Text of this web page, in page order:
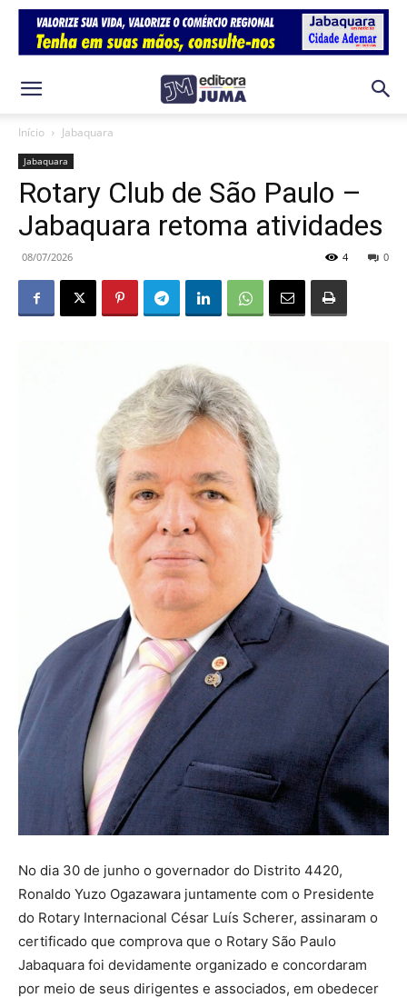
Início Jabaquara
Jabaquara
Rotary Club de São Paulo –
Jabaquara retoma atividades
08/07/2026 0
4
No dia 30 de junho o governador do Distrito 4420,
Ronaldo Yuzo Ogazawara juntamente com o Presidente
do Rotary Internacional César Luís Scherer, assinaram o
certificado que comprova que o Rotary São Paulo
Jabaquara foi devidamente organizado e concordaram
por meio de seus dirigentes e associados, em obedecer